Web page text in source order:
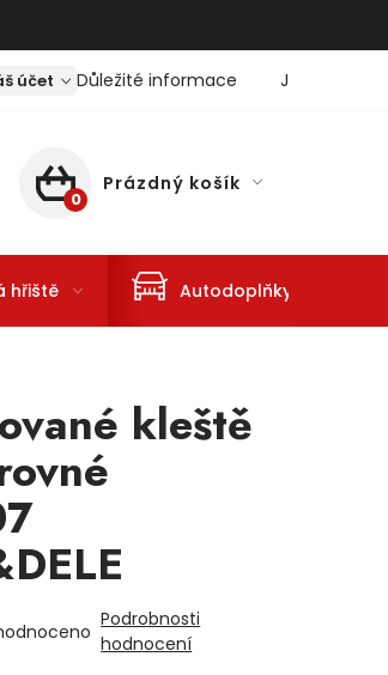
účet Důležité informace Jaký je
NÁKUPNÍ KOŠÍK
Prázdný košík
hřiště Autodoplňky
kleště
Podrobnosti
hodnocení